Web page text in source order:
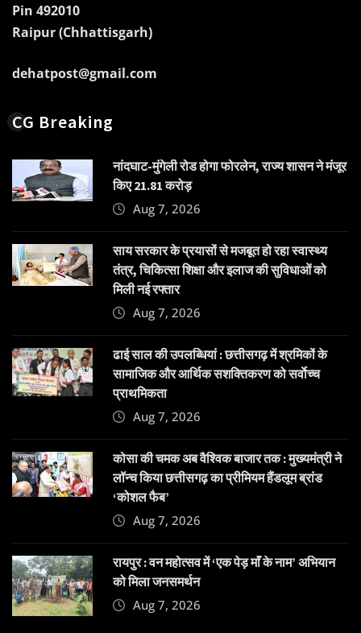
Pin 492010
Raipur (Chhattisgarh)
dehatpost@gmail.com
CG Breaking
नांदघाट-मुंगेली रोड होगा फोरलेन, राज्य शासन ने मंजूर
किए 21.81 करोड़
Aug 7, 2026
साय सरकार के प्रयासों से मजबूत हो रहा स्वास्थ्य
तंत्र, चिकित्सा शिक्षा और इलाज की सुविधाओं को
मिली नई रफ्तार
Aug 7, 2026
ढाई साल की उपलब्धियां : छत्तीसगढ़ में श्रमिकों के
सामाजिक और आर्थिक सशक्तिकरण को सर्वाेच्च
प्राथमिकता
Aug 7, 2026
कोसा की चमक अब वैश्विक बाजार तक : मुख्यमंत्री ने
लॉन्च किया छत्तीसगढ़ का प्रीमियम हैंडलूम ब्रांड
‘कोशल फैब’
Aug 7, 2026
रायपुर : वन महोत्सव में ‘एक पेड़ माँ के नाम’ अभियान
को मिला जनसमर्थन
Aug 7, 2026